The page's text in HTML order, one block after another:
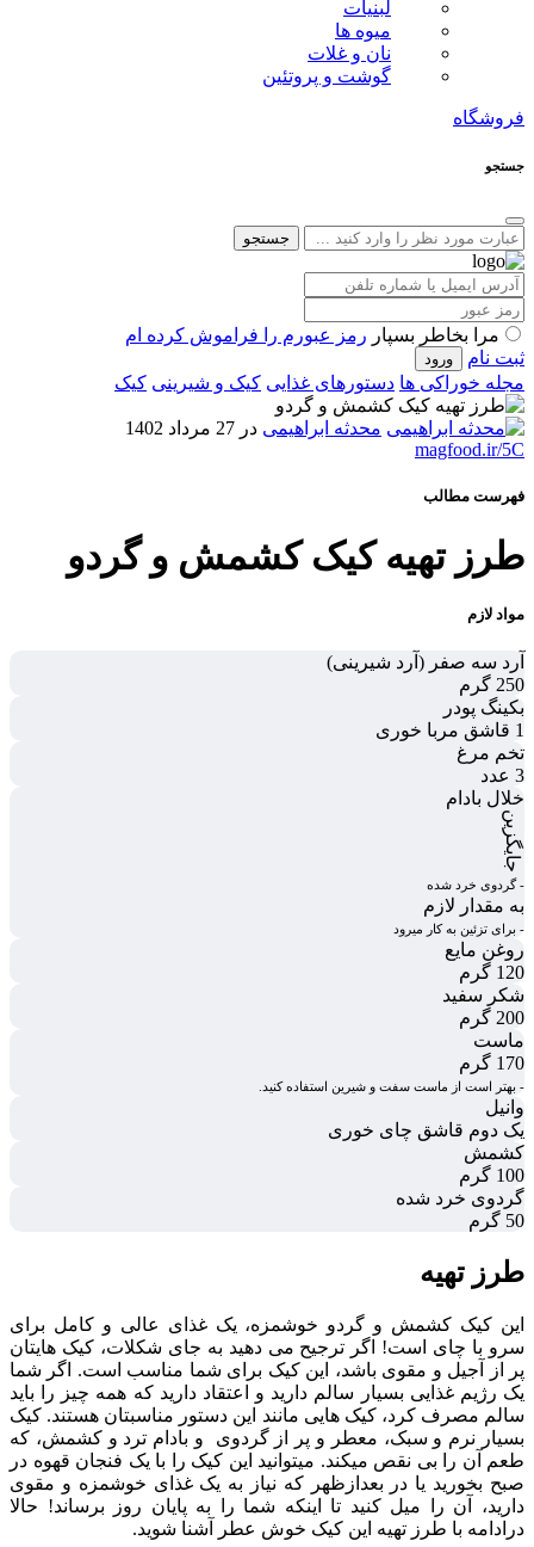
لبنیات
میوه ها
نان و غلات
گوشت و پروتئین
فروشگاه
جستجو
جستجو
مرا بخاطر بسپار رمز عبورم را فراموش کرده ام
ثبت نام
مجله خوراکی ها دستورهای غذایی کیک و شیرینی کیک
محدثه ابراهیمی در 27 مرداد 1402
magfood.ir/5C
فهرست مطالب
طرز تهیه كيک کشمش و گردو
مواد لازم
آرد سه صفر (آرد شیرینی)
250 گرم
بکینگ پودر
1 قاشق مربا خوری
تخم مرغ
3 عدد
خلال بادام
جایگزین
- گردوی خرد شده
به مقدار لازم
- برای تزئین به کار میرود
روغن مایع
120 گرم
شکر سفید
200 گرم
ماست
170 گرم
- بهتر است از ماست سفت و شیرین استفاده کنید.
وانیل
یک دوم قاشق چای خوری
کشمش
100 گرم
گردوی خرد شده
50 گرم
طرز تهیه
این کیک کشمش و گردو خوشمزه، یک غذای عالی و کامل برای
سرو با چای است! اگر ترجیح می دهید به جای شکلات، کیک هایتان
پر از آجیل و مقوی باشد، این کیک برای شما مناسب است. اگر شما
یک رژیم غذایی بسیار سالم دارید و اعتقاد دارید که همه چیز را باید
سالم مصرف کرد، کیک هایی مانند این دستور مناسبتان هستند. کیک
بسیار نرم و سبک، معطر و پر از گردوی و بادام ترد و کشمش، که
طعم آن را بی نقص میکند. میتوانید این کیک را با یک فنجان قهوه در
صبح بخورید یا در بعدازظهر که نیاز به یک غذای خوشمزه و مقوی
دارید، آن را میل کنید تا اینکه شما را به پایان روز برساند! حالا
درادامه با طرز تهیه این کیک خوش عطر آشنا شوید.